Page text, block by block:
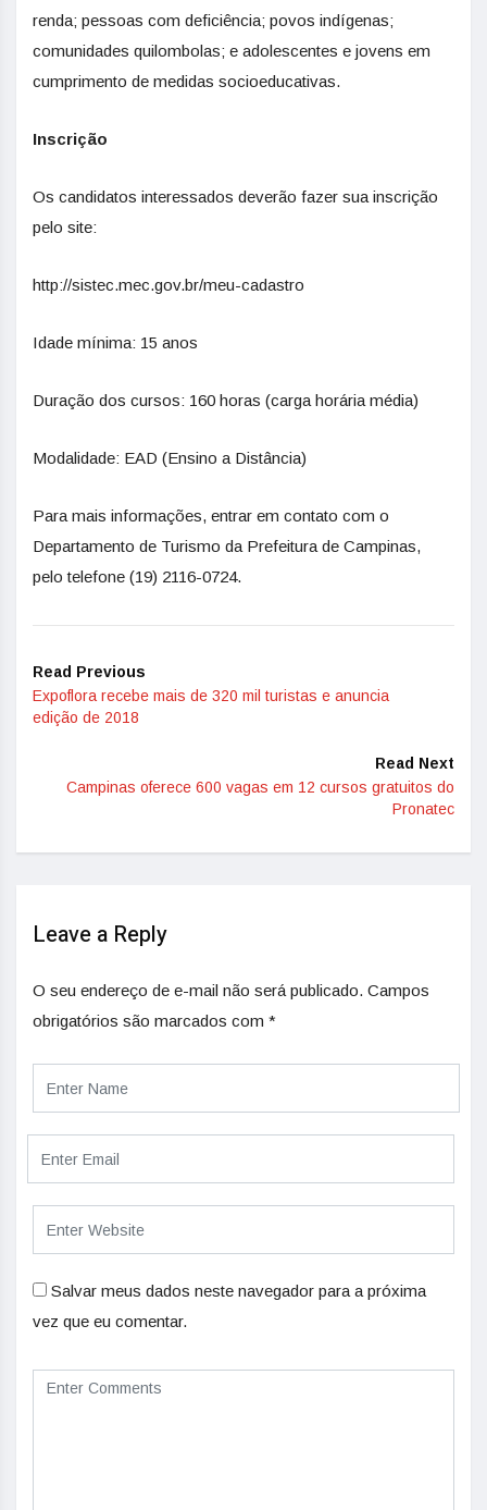
renda; pessoas com deficiência; povos indígenas;
comunidades quilombolas; e adolescentes e jovens em
cumprimento de medidas socioeducativas.
Inscrição
Os candidatos interessados deverão fazer sua inscrição
pelo site:
http://sistec.mec.gov.br/meu-cadastro
Idade mínima: 15 anos
Duração dos cursos: 160 horas (carga horária média)
Modalidade: EAD (Ensino a Distância)
Para mais informações, entrar em contato com o
Departamento de Turismo da Prefeitura de Campinas,
pelo telefone (19) 2116-0724.
Read Previous
Expoflora recebe mais de 320 mil turistas e anuncia
edição de 2018
Read Next
Campinas oferece 600 vagas em 12 cursos gratuitos do
Pronatec
Leave a Reply
O seu endereço de e-mail não será publicado. Campos
obrigatórios são marcados com *
Salvar meus dados neste navegador para a próxima
vez que eu comentar.